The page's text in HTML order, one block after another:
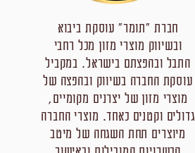
חברת "תומר" עוסקת ביבוא
ובשיווק מוצרי מזון מכל רחבי
התבל ובהפצתם בישראל. במקביל
עוסקת החברה בשיווק ובהפצה של
מוצרי מזון של יצרנים מקומיים,
גדולים וקטנים כאחד. מוצרי החברה
מיוצרים תחת השגחה של מיטב